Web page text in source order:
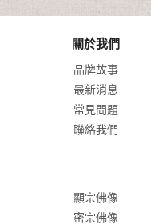
關於我們
品牌故事
最新消息
常見問題
聯絡我們
顯宗佛像
密宗佛像